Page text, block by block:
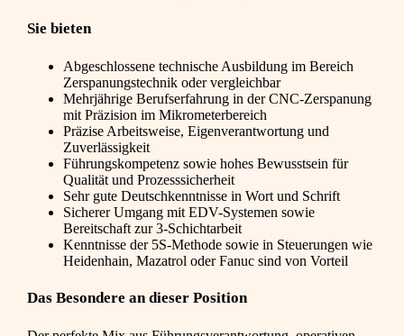
Sie bieten
Abgeschlossene technische Ausbildung im Bereich
Zerspanungstechnik oder vergleichbar
Mehrjährige Berufserfahrung in der CNC-Zerspanung
mit Präzision im Mikrometerbereich
Präzise Arbeitsweise, Eigenverantwortung und
Zuverlässigkeit
Führungskompetenz sowie hohes Bewusstsein für
Qualität und Prozesssicherheit
Sehr gute Deutschkenntnisse in Wort und Schrift
Sicherer Umgang mit EDV-Systemen sowie
Bereitschaft zur 3-Schichtarbeit
Kenntnisse der 5S-Methode sowie in Steuerungen wie
Heidenhain, Mazatrol oder Fanuc sind von Vorteil
Das Besondere an dieser Position